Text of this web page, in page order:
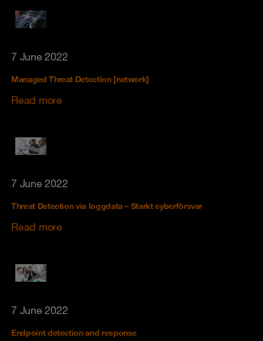
7 June 2022
Managed Threat Detection [network]
Read more
7 June 2022
Threat Detection via loggdata – Starkt cyberförsvar
Read more
7 June 2022
Endpoint detection and response